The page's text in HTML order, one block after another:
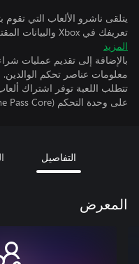
يتلقى ناشرو الألعاب التي
تعريفك في Xbox والبيانات المقترنة بينما تمارس الألعاب.
المزيد
بالإضافة إلى تقديم عمليات
معلومات عناصر تحكم الوالدين.
تتطلب اللعبة توفر اشتراك
على وحدة التحكم (Game Pass Core أو Ultimate، يُباع بشكل منفصل).
التفاصيل
المعرض